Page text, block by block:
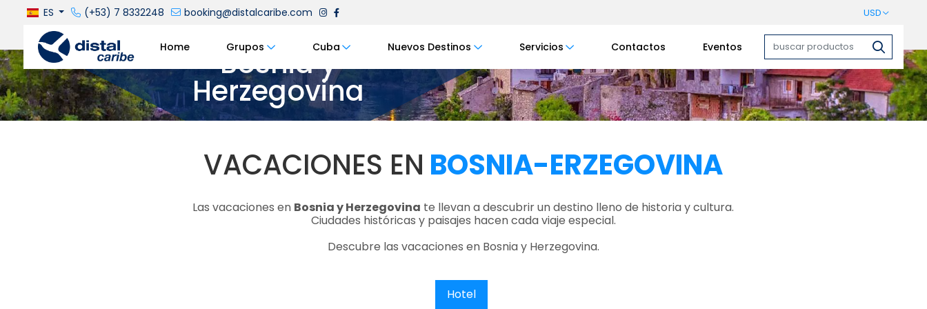
ES (+53) 7 8332248 booking@distalcaribe.com USD
Home Grupos Cuba Nuevos Destinos Servicios Contactos Eventos
Bosnia y
Herzegovina
VACACIONES EN BOSNIA-ERZEGOVINA
Las vacaciones en Bosnia y Herzegovina te llevan a descubrir un destino lleno de historia y cultura.
Ciudades históricas y paisajes hacen cada viaje especial.
Descubre las vacaciones en Bosnia y Herzegovina.
Hotel